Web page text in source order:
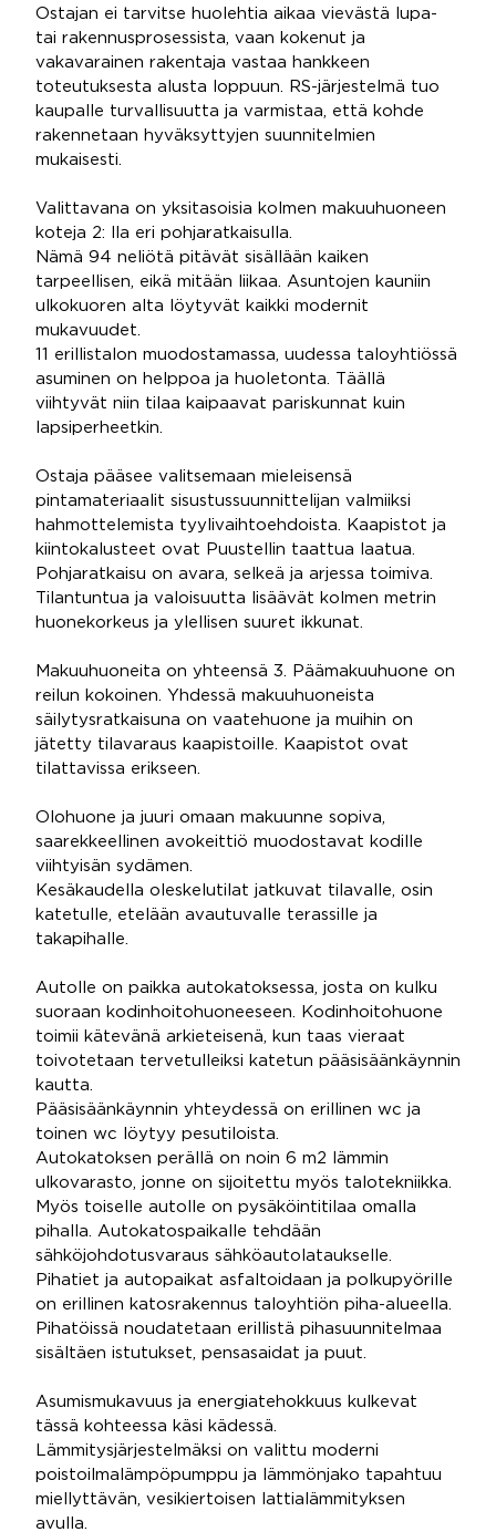
Ostajan ei tarvitse huolehtia aikaa vievästä lupa-
tai rakennusprosessista, vaan kokenut ja
vakavarainen rakentaja vastaa hankkeen
toteutuksesta alusta loppuun. RS-järjestelmä tuo
kaupalle turvallisuutta ja varmistaa, että kohde
rakennetaan hyväksyttyjen suunnitelmien
mukaisesti.
Valittavana on yksitasoisia kolmen makuuhuoneen
koteja 2: lla eri pohjaratkaisulla.
Nämä 94 neliötä pitävät sisällään kaiken
tarpeellisen, eikä mitään liikaa. Asuntojen kauniin
ulkokuoren alta löytyvät kaikki modernit
mukavuudet.
11 erillistalon muodostamassa, uudessa taloyhtiössä
asuminen on helppoa ja huoletonta. Täällä
viihtyvät niin tilaa kaipaavat pariskunnat kuin
lapsiperheetkin.
Ostaja pääsee valitsemaan mieleisensä
pintamateriaalit sisustussuunnittelijan valmiiksi
hahmottelemista tyylivaihtoehdoista. Kaapistot ja
kiintokalusteet ovat Puustellin taattua laatua.
Pohjaratkaisu on avara, selkeä ja arjessa toimiva.
Tilantuntua ja valoisuutta lisäävät kolmen metrin
huonekorkeus ja ylellisen suuret ikkunat.
Makuuhuoneita on yhteensä 3. Päämakuuhuone on
reilun kokoinen. Yhdessä makuuhuoneista
säilytysratkaisuna on vaatehuone ja muihin on
jätetty tilavaraus kaapistoille. Kaapistot ovat
tilattavissa erikseen.
Olohuone ja juuri omaan makuunne sopiva,
saarekkeellinen avokeittiö muodostavat kodille
viihtyisän sydämen.
Kesäkaudella oleskelutilat jatkuvat tilavalle, osin
katetulle, etelään avautuvalle terassille ja
takapihalle.
Autolle on paikka autokatoksessa, josta on kulku
suoraan kodinhoitohuoneeseen. Kodinhoitohuone
toimii kätevänä arkieteisenä, kun taas vieraat
toivotetaan tervetulleiksi katetun pääsisäänkäynnin
kautta.
Pääsisäänkäynnin yhteydessä on erillinen wc ja
toinen wc löytyy pesutiloista.
Autokatoksen perällä on noin 6 m2 lämmin
ulkovarasto, jonne on sijoitettu myös talotekniikka.
Myös toiselle autolle on pysäköintitilaa omalla
pihalla. Autokatospaikalle tehdään
sähköjohdotusvaraus sähköautolataukselle.
Pihatiet ja autopaikat asfaltoidaan ja polkupyörille
on erillinen katosrakennus taloyhtiön piha-alueella.
Pihatöissä noudatetaan erillistä pihasuunnitelmaa
sisältäen istutukset, pensasaidat ja puut.
Asumismukavuus ja energiatehokkuus kulkevat
tässä kohteessa käsi kädessä.
Lämmitysjärjestelmäksi on valittu moderni
poistoilmalämpöpumppu ja lämmönjako tapahtuu
miellyttävän, vesikiertoisen lattialämmityksen
avulla.